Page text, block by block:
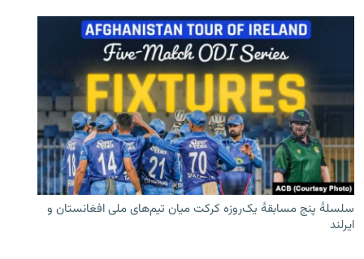
سلسلۀ پنج مسابقۀ یک‌روزه کرکت میان تیم‌های ملی افغانستان و
ایرلند